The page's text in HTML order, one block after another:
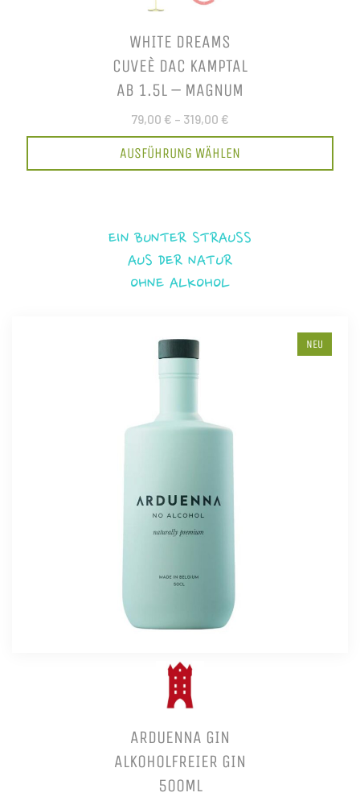
WHITE DREAMS
CUVEÈ DAC KAMPTAL
AB 1.5L – MAGNUM
79,00 € – 319,00 €
AUSFÜHRUNG WÄHLEN
EIN BUNTER STRAUSS
AUS DER NATUR
OHNE ALKOHOL
NEU
ARDUENNA GIN
ALKOHOLFREIER GIN
500ML